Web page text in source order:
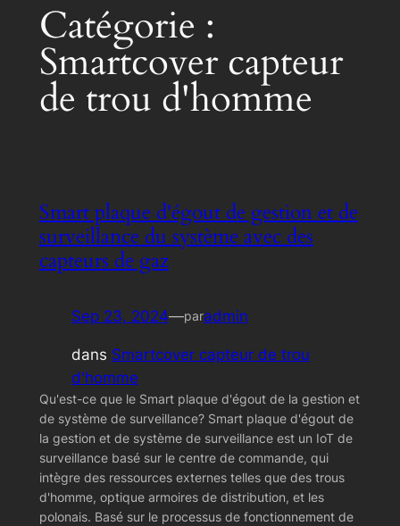
Catégorie :
Smartcover capteur
de trou d'homme
Smart plaque d'égout de gestion et de
surveillance du système avec des
capteurs de gaz
Sep 23, 2024—paradmin
dans Smartcover capteur de trou
d'homme
Qu'est-ce que le Smart plaque d'égout de la gestion et
de système de surveillance? Smart plaque d'égout de
la gestion et de système de surveillance est un IoT de
surveillance basé sur le centre de commande, qui
intègre des ressources externes telles que des trous
d'homme, optique armoires de distribution, et les
polonais. Basé sur le processus de fonctionnement de